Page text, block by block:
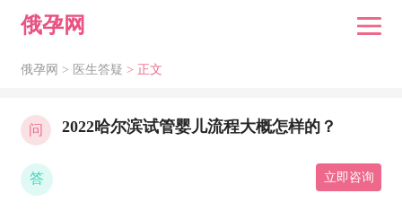
俄孕网
俄孕网 > 医生答疑 > 正文
问 2022哈尔滨试管婴儿流程大概怎样的？
答 立即咨询